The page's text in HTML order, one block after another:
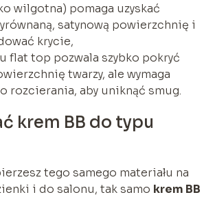
wilgotna) pomaga uzyskać
satynową powierzchnię i
krycie,
flat top pozwala szybko pokryć
twarzy, ale wymaga
rozcierania, aby uniknąć smug.
krem BB do typu
tego samego materiału na
i do salonu, tak samo krem BB